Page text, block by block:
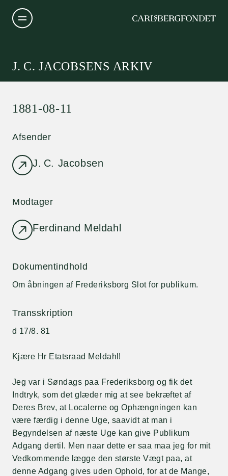
J. C. JACOBSENS ARKIV
1881-08-11
Afsender
J. C. Jacobsen
Modtager
Ferdinand Meldahl
Dokumentindhold
Om åbningen af Frederiksborg Slot for publikum.
Transskription
d 17/8. 81
Kjære Hr Etatsraad Meldahl!
Jeg var i Søndags paa Frederiksborg og fik det
Indtryk, som det glæder mig at see bekræftet af
Deres Brev, at Localerne og Ophængningen kan
være færdig i denne Uge, saavidt at man i
Begyndelsen af næste Uge kan give Publikum
Adgang dertil. Men naar dette er saa maa jeg for mit
Vedkommende lægge den største Vægt paa, at
denne Adgang gives uden Ophold, for at de Mange,